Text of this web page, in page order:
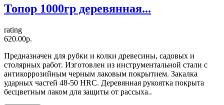
Топор 1000гр деревянная...
rating
620.00р.
Предназначен для рубки и колки древесины, садовых и
столярных работ. Изготовлен из инструментальной стали с
антикоррозийным черным лаковым покрытием. Закалка
ударных частей 48-50 HRC. Деревянная рукоятка покрыта
бесцветным лаком для защиты от рассыха..